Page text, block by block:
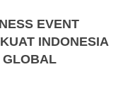
EVENT
INDONESIA
GLOBAL